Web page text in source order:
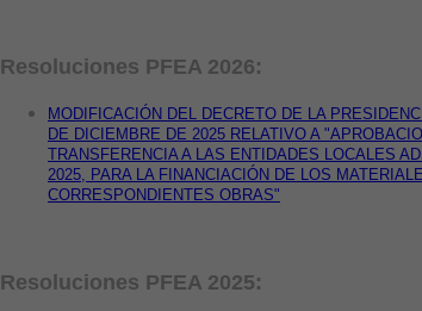
Resoluciones PFEA 2026:
MODIFICACIÓN DEL DECRETO DE LA
DE DICIEMBRE DE 2025 RELATIVO A
TRANSFERENCIA A LAS ENTIDADES LOCALES
2025, PARA LA FINANCIACIÓN DE LOS
CORRESPONDIENTES OBRAS"
Resoluciones PFEA 2025: